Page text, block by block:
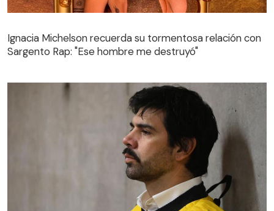
Sargento Rap: "Ese hombre me destruyó"
Ignacia Michelson recuerda su tormentosa relación con
Sargento Rap: "Ese hombre me destruyó"